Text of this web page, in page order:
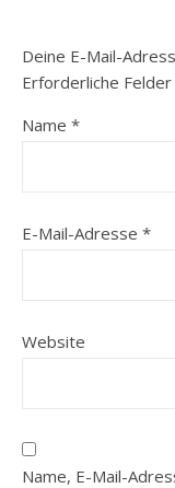
Deine E-Mail-
Erforderliche
Name *
E-Mail-Adresse *
Website
Name, E-Mail-